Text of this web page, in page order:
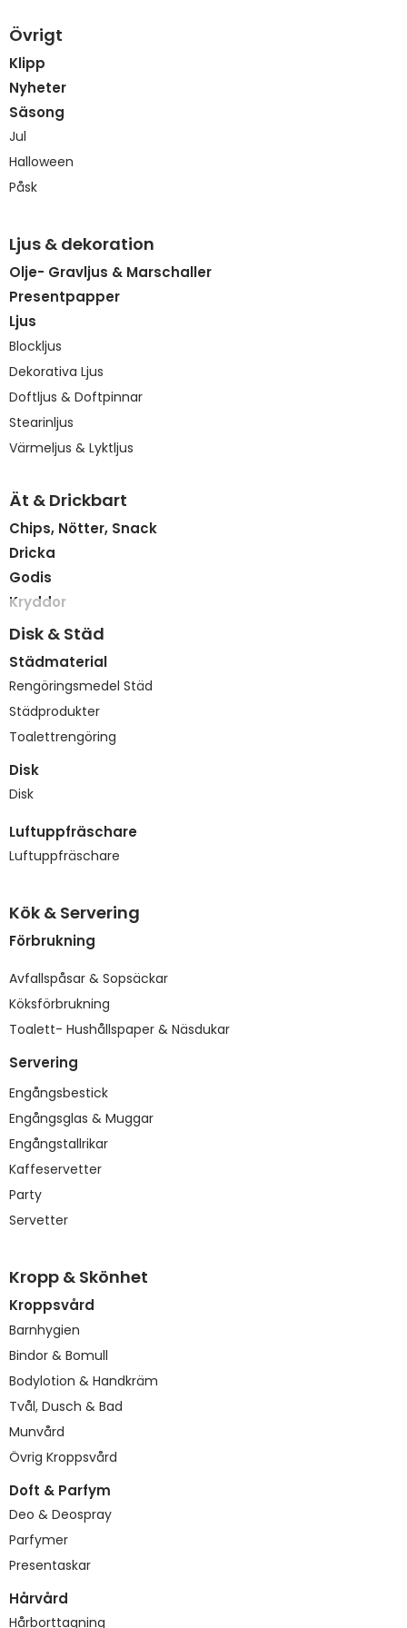
Övrigt
Klipp
Nyheter
Säsong
Jul
Halloween
Påsk
Ljus & dekoration
Olje- Gravljus & Marschaller
Presentpapper
Ljus
Blockljus
Dekorativa Ljus
Doftljus & Doftpinnar
Stearinljus
Värmeljus & Lyktljus
Ät & Drickbart
Chips, Nötter, Snack
Dricka
Godis
Kryddor
Disk & Städ
Städmaterial
Rengöringsmedel Städ
Städprodukter
Toalettrengöring
Disk
Disk
Luftuppfräschare
Luftuppfräschare
Kök & Servering
Förbrukning
Avfallspåsar & Sopsäckar
Köksförbrukning
Toalett- Hushållspaper & Näsdukar
Servering
Engångsbestick
Engångsglas & Muggar
Engångstallrikar
Kaffeservetter
Party
Servetter
Kropp & Skönhet
Kroppsvård
Barnhygien
Bindor & Bomull
Bodylotion & Handkräm
Tvål, Dusch & Bad
Munvård
Övrig Kroppsvård
Doft & Parfym
Deo & Deospray
Parfymer
Presentaskar
Hårvård
Hårborttagning